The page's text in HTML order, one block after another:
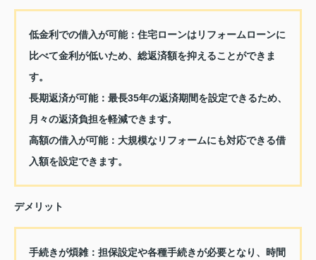
低金利での借入が可能： 住宅ローンはリフォームローンに
比べて金利が低いため、総返済額を抑えることができま
す。
長期返済が可能： 最長35年の返済期間を設定できるため、
月々の返済負担を軽減できます。
高額の借入が可能： 大規模なリフォームにも対応できる借
入額を設定できます。
デメリット
手続きが煩雑： 担保設定や各種手続きが必要となり、時間